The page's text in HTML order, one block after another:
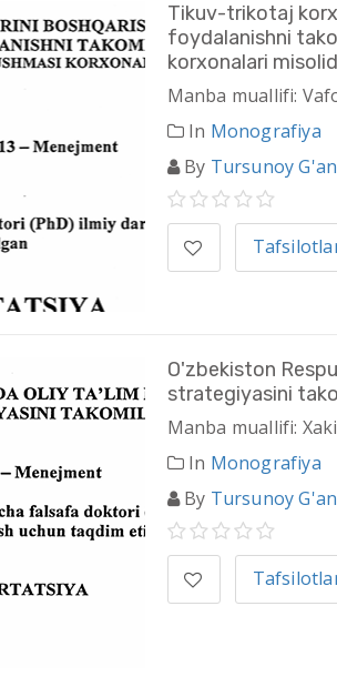
Tikuv-trikotaj
foydalanishni
korxonalari
Manba muallifi:
In Monografiya
By Tursunoy
O'zbekiston
strategiyasini
Manba muallifi:
In Monografiya
By Tursunoy